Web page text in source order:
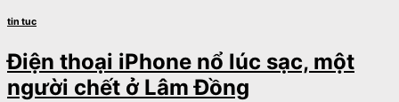
tin tuc
Điện thoại iPhone nổ lúc sạc, một
người chết ở Lâm Đồng